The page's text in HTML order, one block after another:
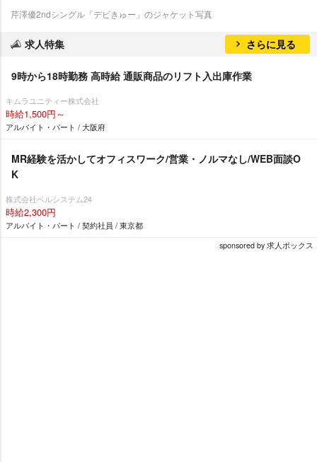
芹澤優2ndシングル「デビきゅー」のジャケット写真
求人特集 さらに見る
9時から18時勤務 高時給 通販商品のリフト入出庫作業
キムラユニティー株式会社
時給1,500円～
アルバイト・パート / 大阪府
MR経験を活かしてオフィスワーク/営業・ノルマなし/WEB面談O
K
株式会社ベルシステム24
時給2,300円
アルバイト・パート / 契約社員 / 東京都
sponsored by 求人ボックス